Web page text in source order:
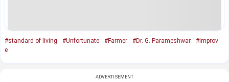
#standard of living #Unfortunate #Farmer #Dr. G. Parameshwar
#improv
e
ADVERTISEMENT